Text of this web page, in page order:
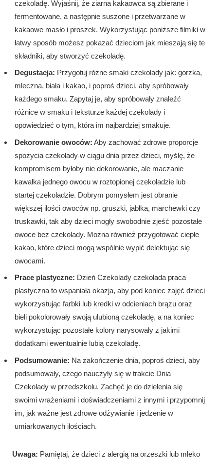
czekoladę. Wyjaśnij, że ziarna kakaowca są zbierane i
fermentowane, a następnie suszone i przetwarzane w
kakaowe masło i proszek. Wykorzystując poniższe filmiki w
łatwy sposób możesz pokazać dzieciom jak mieszają się te
składniki, aby stworzyć czekoladę.
Degustacja: Przygotuj różne smaki czekolady jak: gorzka,
mleczna, biała i kakao, i poproś dzieci, aby spróbowały
każdego smaku. Zapytaj je, aby spróbowały znaleźć
różnice w smaku i teksturze każdej czekolady i
opowiedzieć o tym, która im najbardziej smakuje.
Dekorowanie owoców: Aby zachować zdrowe proporcje
spożycia czekolady w ciągu dnia przez dzieci, myślę, że
kompromisem byłoby nie dekorowanie, ale maczanie
kawałka jednego owocu w roztopionej czekoladzie lub
startej czekoladzie. Dobrym pomysłem jest obranie
większej ilości owoców np. gruszki, jabłka, marchewki czy
truskawki, tak aby dzieci mogły swobodnie zjeść pozostałe
owoce bez czekolady. Można również przygotować ciepłe
kakao, które dzieci mogą wspólnie wypić delektując się
owocami.
Prace plastyczne: Dzień Czekolady czekolada praca
plastyczna to wspaniała okazja, aby pod koniec zajęć dzieci
wykorzystując farbki lub kredki w odcieniach brązu oraz
bieli pokolorowały swoją ulubioną czekoladę, a na koniec
wykorzystując pozostałe kolory narysowały z jakimi
dodatkami ewentualnie lubią czekoladę.
Podsumowanie: Na zakończenie dnia, poproś dzieci, aby
podsumowały, czego nauczyły się w trakcie Dnia
Czekolady w przedszkolu. Zachęć je do dzielenia się
swoimi wrażeniami i doświadczeniami z innymi i przypomnij
im, jak ważne jest zdrowe odżywianie i jedzenie w
umiarkowanych ilościach.
Uwaga: Pamiętaj, że dzieci z alergią na orzeszki lub mleko